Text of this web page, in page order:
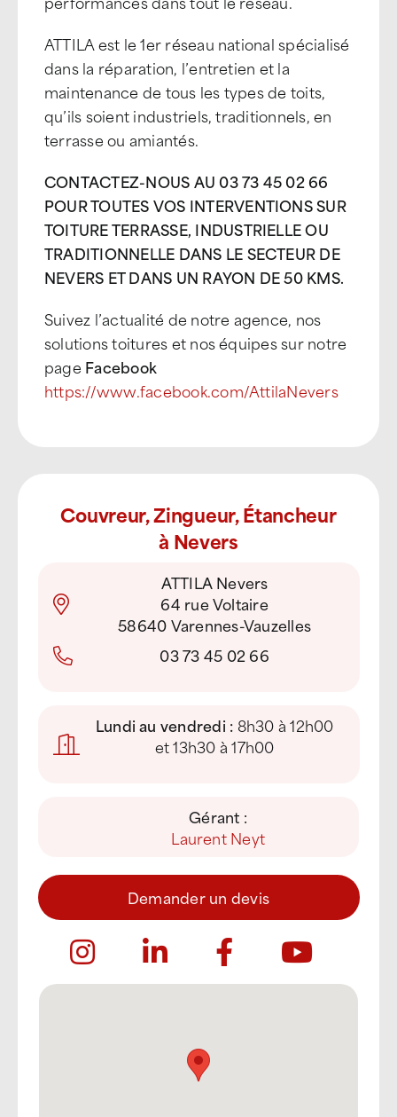
ATTILA est le 1er réseau national spécialisé
dans la réparation, l’entretien et la
maintenance de tous les types de toits,
qu’ils soient industriels, traditionnels, en
terrasse ou amiantés.
CONTACTEZ-NOUS AU 03 73 45 02 66
POUR TOUTES VOS INTERVENTIONS SUR
TOITURE TERRASSE, INDUSTRIELLE OU
TRADITIONNELLE DANS LE SECTEUR DE
NEVERS ET DANS UN RAYON DE 50 KMS.
Suivez l’actualité de notre agence, nos
solutions toitures et nos équipes sur notre
page Facebook
https://www.facebook.com/AttilaNevers
Couvreur, Zingueur, Étancheur
à Nevers
ATTILA Nevers
64 rue Voltaire
58640 Varennes-Vauzelles
03 73 45 02 66
Lundi au vendredi : 8h30 à 12h00
et 13h30 à 17h00
Gérant :
Laurent Neyt
Demander un devis